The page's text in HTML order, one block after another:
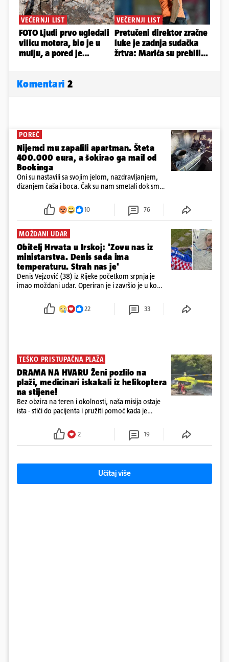
Komentari 2
POREČ
Nijemci mu zapalili apartman. Šteta
400.000 eura, a šokirao ga mail od
Bookinga
Oni su nastavili sa svojim jelom, nazdravljanjem,
dizanjem čaša i boca. Čak su nam smetali dok smo
požar, rekao je vlasnik
10 76
MOŽDANI UDAR
Obitelj Hrvata u Irskoj: 'Zovu nas iz
ministarstva. Denis sada ima
temperaturu. Strah nas je'
Denis Vejzović (38) iz Rijeke početkom srpnja je
imao moždani udar. Operiran je i završio je u komi.
tamošnji liječnici ne vjeruju u oporavak: 'Imamo
22 33
TEŠKO PRISTUPAČNA PLAŽA
DRAMA NA HVARU Ženi pozlilo na
plaži, medicinari iskakali iz helikoptera
na stijene!
Bez obzira na teren i okolnosti, naša misija ostaje
ista - stići do pacijenta i pružiti pomoć kada je
2 19
Učitaj više